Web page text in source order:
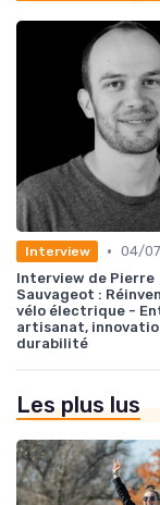
Interview • 04/
Interview de Pierre
Sauvageot :
vélo électrique -
artisanat,
durabilité
Les plus lus